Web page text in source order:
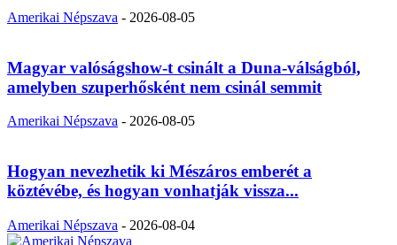
Amerikai Népszava - 2026-08-05
Magyar valóságshow-t csinált a Duna-válságból,
amelyben szuperhősként nem csinál semmit
Amerikai Népszava - 2026-08-05
Hogyan nevezhetik ki Mészáros emberét a
köztévébe, és hogyan vonhatják vissza...
Amerikai Népszava - 2026-08-04